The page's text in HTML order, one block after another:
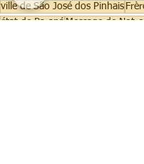
ville de São José dos Pinhais
état de ParanáMessage de